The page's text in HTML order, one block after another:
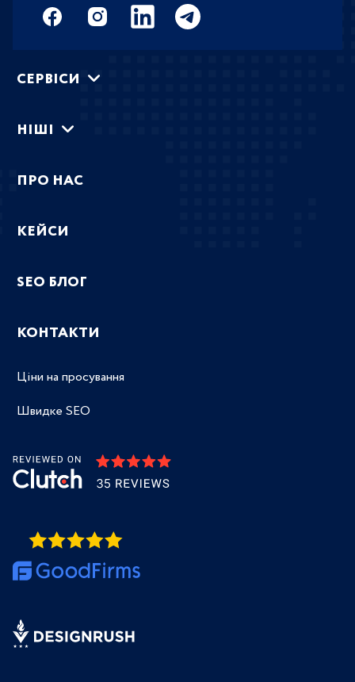
СЕРВIСИ
НIШI
ПРО НАС
КЕЙСИ
SEO БЛОГ
КОНТАКТИ
Ціни на просування
Швидке SEO